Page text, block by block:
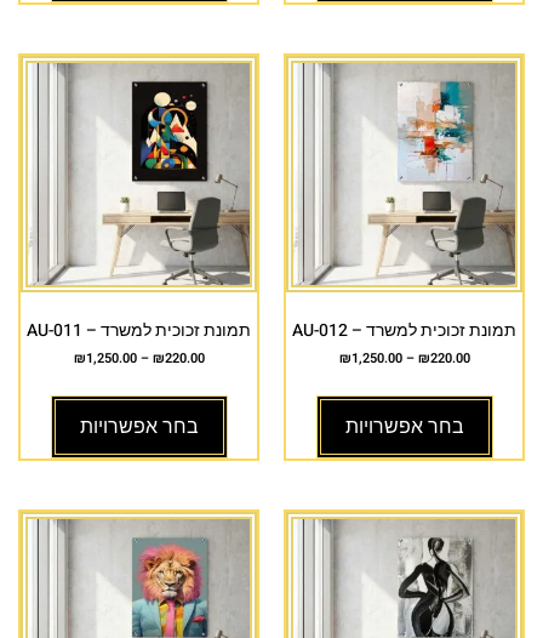
תמונת זכוכית למשרד – AU-012
₪220.00
–
₪1,250.00
בחר אפשרויות
תמונת זכוכית למשרד – AU-011
₪220.00
–
₪1,250.00
בחר אפשרויות